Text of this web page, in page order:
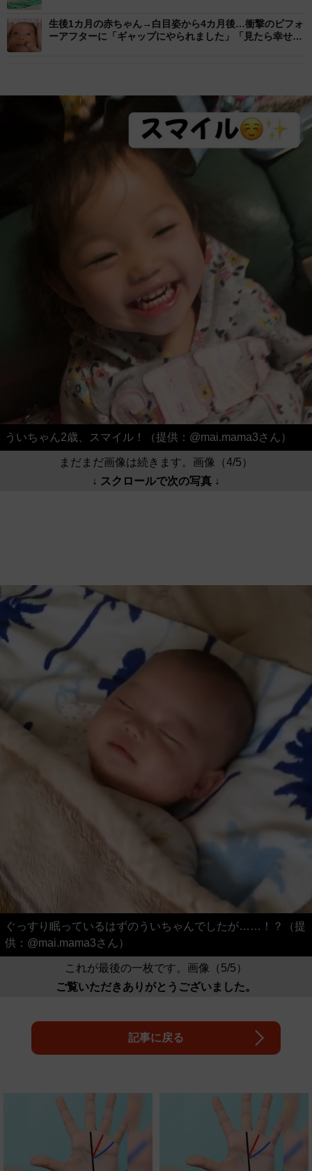
生後1カ月の赤ちゃん→白目姿から4カ月後…衝撃のビフォ
ーアフターに「ギャップにやられました」「見たら幸せに
ういちゃん2歳、スマイル！（提供：@mai.mama3さん）
まだまだ画像は続きます。画像（4/5）
↓ スクロールで次の写真 ↓
ぐっすり眠っているはずのういちゃんでしたが……！？（提
供：@mai.mama3さん）
これが最後の一枚です。画像（5/5）
ご覧いただきありがとうございました。
記事に戻る